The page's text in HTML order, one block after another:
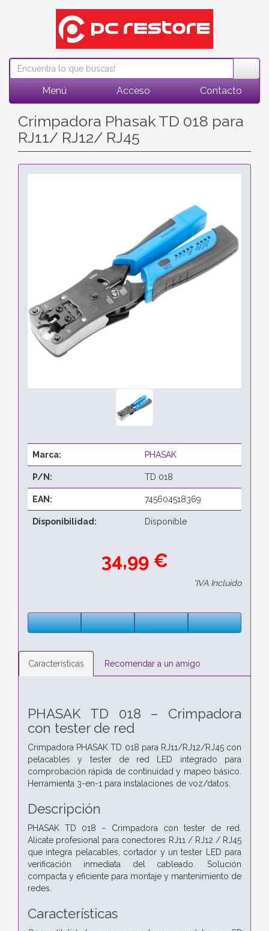
Menú Acceso Contacto
Crimpadora Phasak TD 018 para
RJ11/ RJ12/ RJ45
Marca: PHASAK
P/N: TD 018
EAN: 745604518369
Disponibilidad: Disponible
34,99 €
*IVA Incluido
Características Recomendar a un amigo
PHASAK TD 018 – Crimpadora
con tester de red
Crimpadora PHASAK TD 018 para RJ11/RJ12/RJ45 con
pelacables y tester de red LED integrado para
comprobación rápida de continuidad y mapeo básico.
Herramienta 3-en-1 para instalaciones de voz/datos.
Descripción
PHASAK TD 018 – Crimpadora con tester de red.
Alicate profesional para conectores RJ11 / RJ12 / RJ45
que integra pelacables, cortador y un tester LED para
verificación inmediata del cableado. Solución
compacta y eficiente para montaje y mantenimiento de
redes.
Características